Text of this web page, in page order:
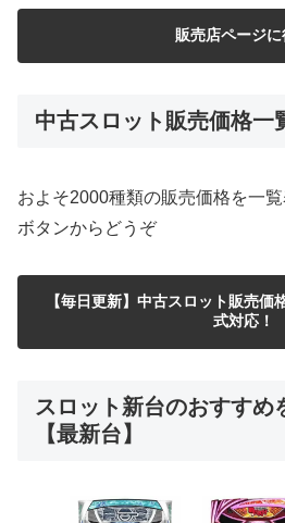
販売店ページに
中古スロット販売価格一
およそ2000種類の販売価格を一
ボタンからどうぞ
【毎日更新】中古スロット販売価
式対応！
スロット新台のおすすめ
【最新台】